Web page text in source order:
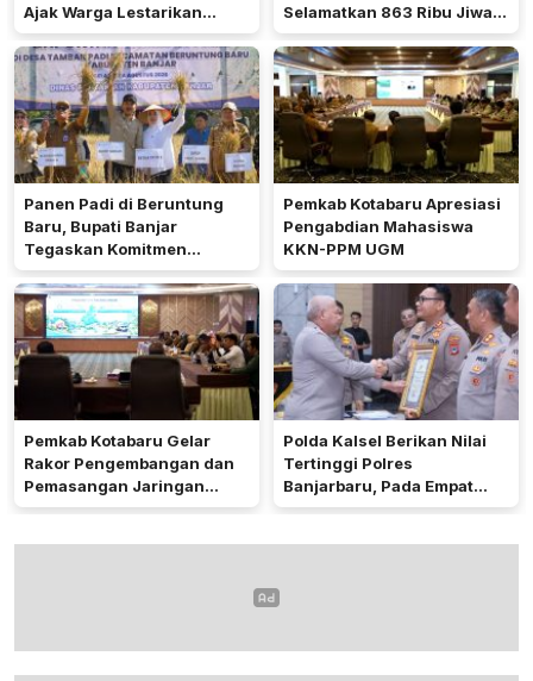
Ajak Warga Lestarikan
Tradisi Keagamaan
Selamatkan 863 Ribu Jiwa
dan Hemat Biaya Rehab Rp.
4,3 Triliun
Panen Padi di Beruntung
Baru, Bupati Banjar
Tegaskan Komitmen
Dukung Ketahanan Pangan
Pemkab Kotabaru Apresiasi
Pengabdian Mahasiswa
KKN-PPM UGM
Pemkab Kotabaru Gelar
Rakor Pengembangan dan
Pemasangan Jaringan
Listrik PLN
Polda Kalsel Berikan Nilai
Tertinggi Polres
Banjarbaru, Pada Empat
Bidang Utama